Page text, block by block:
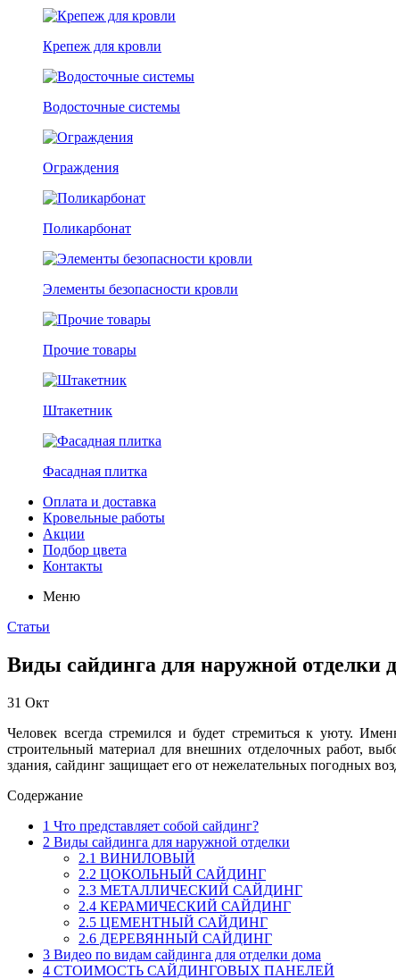
Крепеж для кровли
Водосточные системы
Ограждения
Поликарбонат
Элементы безопасности кровли
Прочие товары
Штакетник
Фасадная плитка
Оплата и доставка
Кровельные работы
Акции
Подбор цвета
Контакты
Меню
Статьи
Виды сайдинга для наружной отделки
31 Окт
Человек всегда стремился и будет стремиться к уюту.
строительный материал для внешних отделочных работ,
здания, сайдинг защищает его от нежелательных погодных
Содержание
1 Что представляет собой сайдинг?
2 Виды сайдинга для наружной отделки
2.1 ВИНИЛОВЫЙ
2.2 ЦОКОЛЬНЫЙ САЙДИНГ
2.3 МЕТАЛЛИЧЕСКИЙ САЙДИНГ
2.4 КЕРАМИЧЕСКИЙ САЙДИНГ
2.5 ЦЕМЕНТНЫЙ САЙДИНГ
2.6 ДЕРЕВЯННЫЙ САЙДИНГ
3 Видео по видам сайдинга для отделки дома
4 СТОИМОСТЬ САЙДИНГОВЫХ ПАНЕЛЕЙ